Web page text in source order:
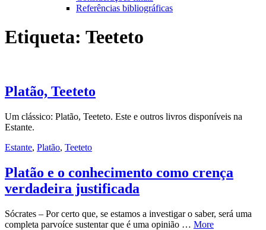
Referências bibliográficas
Etiqueta: Teeteto
Platão, Teeteto
Um clássico: Platão, Teeteto. Este e outros livros disponíveis na
Estante.
Estante, Platão, Teeteto
Platão e o conhecimento como crença
verdadeira justificada
Sócrates – Por certo que, se estamos a investigar o saber, será uma
completa parvoíce sustentar que é uma opinião … More